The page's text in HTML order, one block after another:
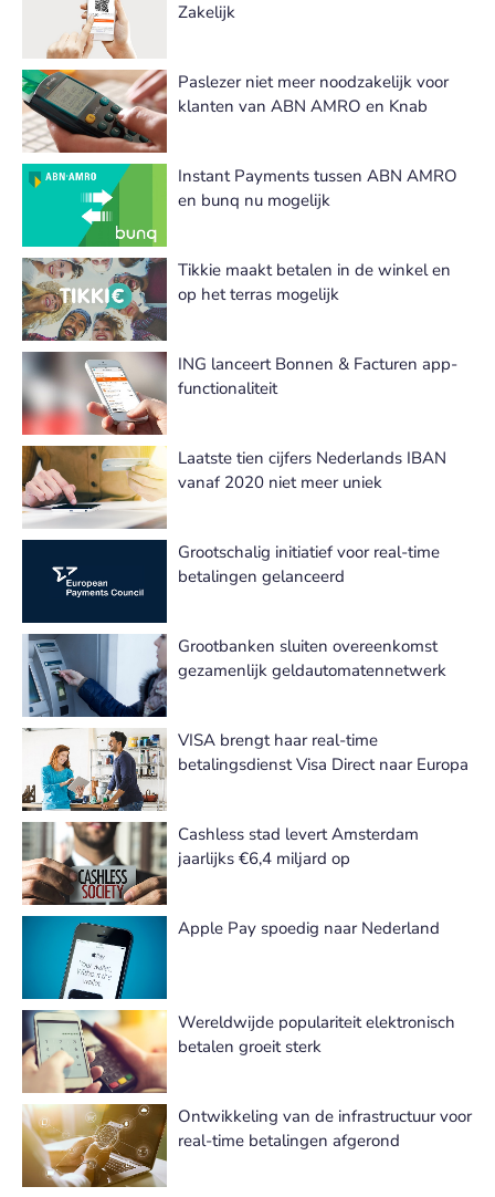
Zakelijk
Paslezer niet meer noodzakelijk voor
klanten van ABN AMRO en Knab
Instant Payments tussen ABN AMRO
en bunq nu mogelijk
Tikkie maakt betalen in de winkel en
op het terras mogelijk
ING lanceert Bonnen & Facturen app-
functionaliteit
Laatste tien cijfers Nederlands IBAN
vanaf 2020 niet meer uniek
Grootschalig initiatief voor real-time
betalingen gelanceerd
Grootbanken sluiten overeenkomst
gezamenlijk geldautomatennetwerk
VISA brengt haar real-time
betalingsdienst Visa Direct naar Europa
Cashless stad levert Amsterdam
jaarlijks €6,4 miljard op
Apple Pay spoedig naar Nederland
Wereldwijde populariteit elektronisch
betalen groeit sterk
Ontwikkeling van de infrastructuur voor
real-time betalingen afgerond